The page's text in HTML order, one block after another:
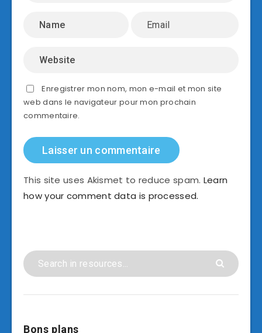
Enregistrer mon nom, mon e-mail et mon site
web dans le navigateur pour mon prochain
commentaire.
This site uses Akismet to reduce spam. Learn
how your comment data is processed.
Bons plans